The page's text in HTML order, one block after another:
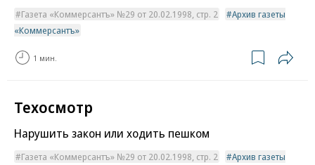
Газета «Коммерсантъ» №29 от 20.02.1998, стр. 2
Архив газеты
«Коммерсантъ»
1 мин.
Техосмотр
Нарушить закон или ходить пешком
Газета «Коммерсантъ» №29 от 20.02.1998, стр. 2
Архив газеты